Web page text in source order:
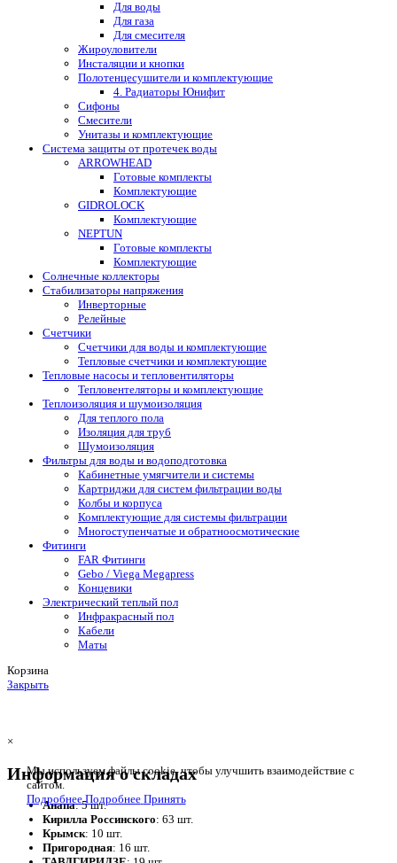
Для воды
Для газа
Для смесителя
Жироуловители
Инсталяции и кнопки
Полотенцесушители и комплектующие
4. Радиаторы Юнифит
Сифоны
Смесители
Унитазы и комплектующие
Система защиты от протечек воды
ARROWHEAD
Готовые комплекты
Комплектующие
GIDROLOCK
Комплектующие
NEPTUN
Готовые комплекты
Комплектующие
Солнечные коллекторы
Стабилизаторы напряжения
Инверторные
Релейные
Счетчики
Счетчики для воды и комплектующие
Тепловые счетчики и комплектующие
Тепловые насосы и тепловентиляторы
Тепловентеляторы и комплектующие
Теплоизоляция и шумоизоляция
Для теплого пола
Изоляция для труб
Шумоизоляция
Фильтры для воды и водоподготовка
Кабинетные умягчители и системы
Картриджи для систем фильтрации воды
Колбы и корпуса
Комплектующие для системы фильтрации
Многоступенчатые и обратноосмотические
Фитинги
FAR Фитинги
Gebo / Viega Megapress
Концевики
Электрический теплый пол
Инфракрасный пол
Кабели
Маты
Корзина
Закрыть
Мы используем файлы cookie, чтобы улучшить взаимодействие с
сайтом.
ПодробнееПодробнее Принять
×
Информация о складах
Анапа: 5 шт.
Кирилла Россинского: 63 шт.
Крымск: 10 шт.
Пригородная: 16 шт.